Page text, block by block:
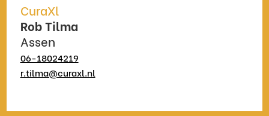
CuraXl
Rob Tilma
Assen
06-18024219
r.tilma@curaxl.nl